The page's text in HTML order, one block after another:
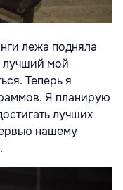
лежа подняла
лучший мой
Теперь я
Я планирую
лучших
нашему